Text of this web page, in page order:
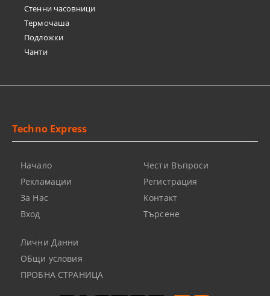
Стенни часовници
Термочашa
Подложки
Чанти
Techno Express
Начало
Рекламации
За Нас
Вход
Чести Въпроси
Регистрация
Контакт
Търсене
Лични Данни
ОБщи условия
ПРОБНА СТРАНИЦА